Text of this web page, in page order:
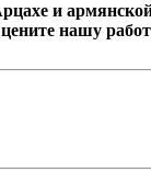
и
нашу